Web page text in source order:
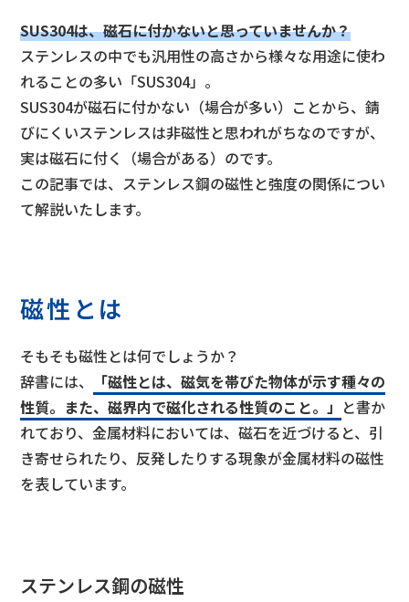
SUS304は、磁石に付かないと思っていませんか？
ステンレスの中でも汎用性の高さから様々な用途に使わ
れることの多い「SUS304」。
SUS304が磁石に付かない（場合が多い）ことから、錆
びにくいステンレスは非磁性と思われがちなのですが、
実は磁石に付く（場合がある）のです。
この記事では、ステンレス鋼の磁性と強度の関係につい
て解説いたします。
磁性とは
そもそも磁性とは何でしょうか？
辞書には、
「磁性とは、磁気を帯びた物体が示す種々の
性質。また、磁界内で磁化される性質のこと。」 と書か
れており、金属材料においては、磁石を近づけると、引
き寄せられたり、反発したりする現象が金属材料の磁性
を表しています。
ステンレス鋼の磁性